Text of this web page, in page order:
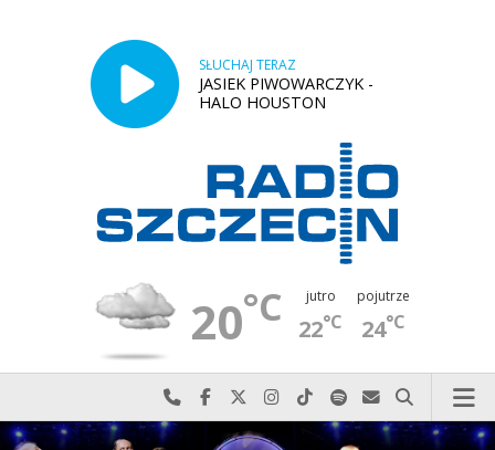
SŁUCHAJ TERAZ
JASIEK PIWOWARCZYK -
HALO HOUSTON
20°C jutro
22°C
pojutrze
24°C
Najlepiej po prostu do nas zadzwoń
Odwiedź nas na Facebook-u
Odwiedź nas na X
Odwiedź nas na Instagram-ie
Odwiedź nas na TikTok-u
Szukaj nas na Spotify
Wyślij do nas
Szukaj